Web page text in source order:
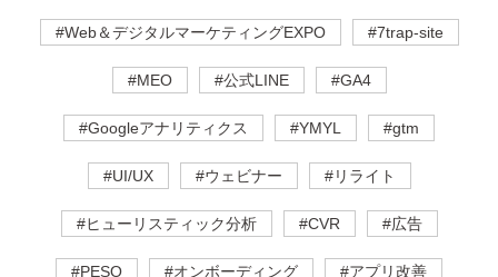
#Web＆デジタルマーケティングEXPO #7trap-site
#MEO #公式LINE #GA4
#Googleアナリティクス #YMYL #gtm
#UI/UX #ウェビナー #リライト
#ヒューリスティック分析 #CVR #広告
#PESO #オンボーディング #アプリ改善